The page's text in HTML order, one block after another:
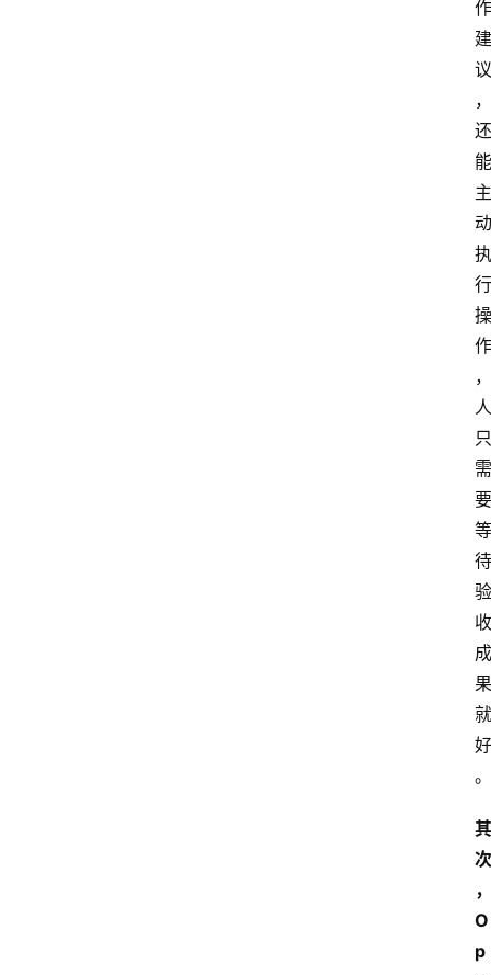
作
建
议
，
还
能
主
动
执
行
操
作
，
人
只
需
要
等
待
验
收
成
果
就
好
。
其
次
，
O
p